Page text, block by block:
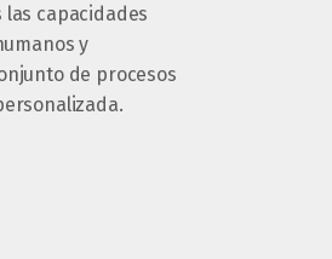
capacidades
y
de procesos